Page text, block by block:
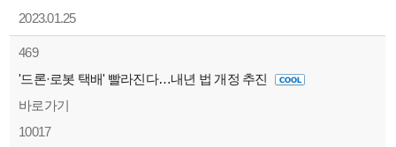
2023.01.25
469
'드론·로봇 택배' 빨라진다…내년 법 개정 추진
바로가기
10017